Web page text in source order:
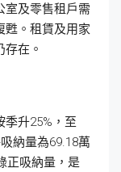
室及零售租戶需
甦。租賃及用家
在。
升25%，至
納量為69.18萬
正吸納量，是